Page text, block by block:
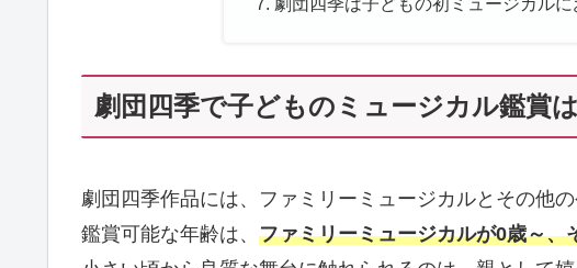
劇団四季で子どものミュージカル鑑賞
劇団四季作品には、ファミリーミュージカルとその他の
鑑賞可能な年齢は、 ファミリーミュージカルが0歳～、